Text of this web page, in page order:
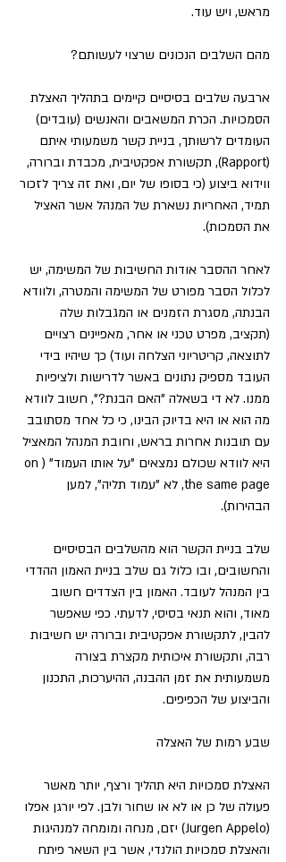
מראש, ויש עוד.
מהם השלבים הנכונים שרצוי לעשותם?
ארבעה שלבים בסיסיים קיימים בתהליך האצלת
הסמכויות. הכרת המשאבים והאנשים (עובדים)
העומדים לרשותך, בניית קשר משמעותי איתם
(Rapport), תקשורת אפקטיבית, מכבדת וברורה,
ווידוא ביצוע (כי בסופו של יום, ואת זה צריך לזכור
תמיד, האחריות נשארת של המנהל אשר האציל
את הסמכות).
לאחר ההסבר אודות החשיבות של המשימה, יש
לכלול הסבר מפורט של המשימה והמטרה, ולוודא
הבנתה, מסגרת הזמנים או המגבלות שלה
(תקציב, מפרט טכני או אחר, מאפיינים רצויים
לתוצאה, קריטריוני הצלחה ועוד) כך שיהיו בידי
העובד מספיק נתונים באשר לדרישות ולציפיות
ממנו. לא די בשאלה "האם הבנת?”, חשוב לוודא
מה הוא או היא בדיוק הבינו, כי כל אחד מסתובב
עם תובנות אחרות בראש, וחובת המנהל המאציל
היא לוודא שכולם נמצאים "על אותו העמוד" (on
the same page, לא "עמוד תליה”, למען
הבהירות).
שלב בניית הקשר הוא מהשלבים הבסיסיים
והחשובים, ובו כלול גם שלב בניית האמון ההדדי
בין המנהל לעובד. האמון בין הצדדים חשוב
מאוד, והוא תנאי בסיסי, לדעתי. כפי שאפשר
להבין, לתקשורת אפקטיבית וברורה יש חשיבות
רבה, ותקשורת איכותית מקצרת בצורה
משמעותית את זמן ההבנה, ההיערכות, התכנון
והביצוע של הכפיפים.
שבע רמות של האצלה
האצלת סמכויות היא תהליך ורצף, יותר מאשר
פעולה של כן או לא או שחור ולבן. לפי יורגן אפלו
(Jurgen Appelo) יזם, מנחה ומומחה למנהיגות
והאצלת סמכויות הולנדי, אשר בין השאר פיתח